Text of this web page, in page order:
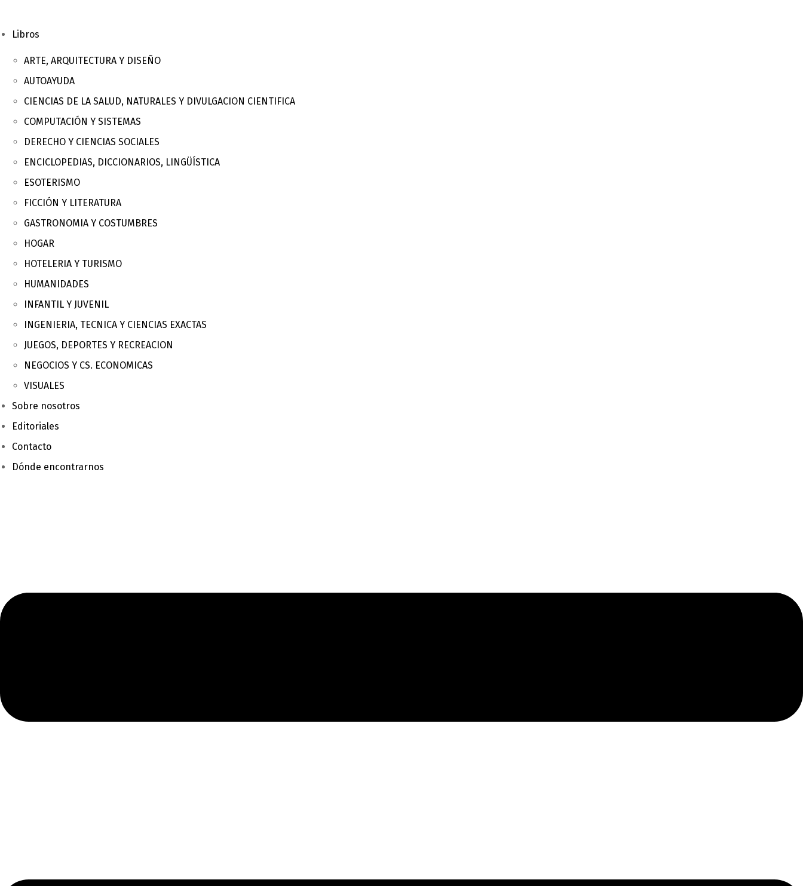
Libros
ARTE, ARQUITECTURA Y DISEÑO
AUTOAYUDA
CIENCIAS DE LA SALUD, NATURALES Y DIVULGACION CIENTIFICA
COMPUTACIÓN Y SISTEMAS
DERECHO Y CIENCIAS SOCIALES
ENCICLOPEDIAS, DICCIONARIOS, LINGÜÍSTICA
ESOTERISMO
FICCIÓN Y LITERATURA
GASTRONOMIA Y COSTUMBRES
HOGAR
HOTELERIA Y TURISMO
HUMANIDADES
INFANTIL Y JUVENIL
INGENIERIA, TECNICA Y CIENCIAS EXACTAS
JUEGOS, DEPORTES Y RECREACION
NEGOCIOS Y CS. ECONOMICAS
VISUALES
Sobre nosotros
Editoriales
Contacto
Dónde encontrarnos